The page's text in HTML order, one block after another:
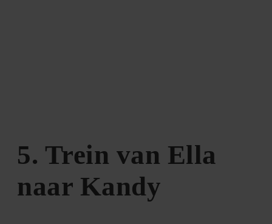
5. Trein van Ella
naar Kandy